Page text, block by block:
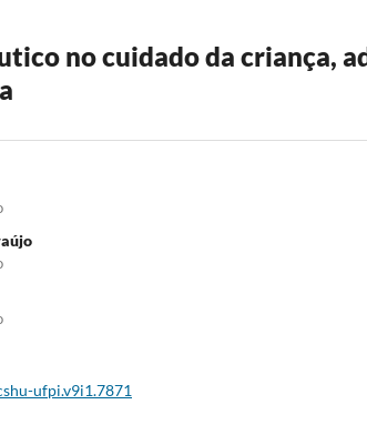
no cuidado da criança,
ufpi.v9i1.7871